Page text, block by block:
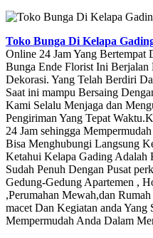
Toko Bunga Di Kelapa
Online 24 Jam Yang Bertempat
Bunga Ende Florist Ini
Dekorasi. Yang Telah Berdiri
Saat ini mampu Bersaing
Kami Selalu Menjaga dan
Pengiriman Yang Tepat
24 Jam sehingga
Bisa Menghubungi Langsung
Ketahui Kelapa Gading Adalah
Sudah Penuh Dengan Pusat
Gedung-Gedung Apartemen ,
,Perumahan Mewah,dan
macet Dan Kegiatan anda
Mempermudah Anda Dalam